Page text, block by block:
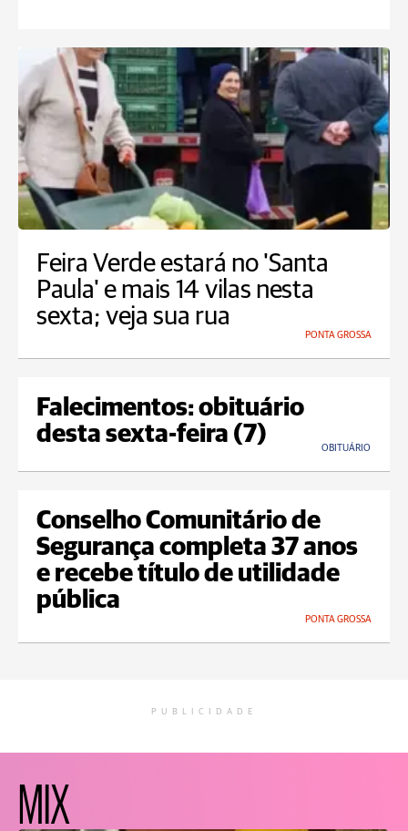
Feira Verde estará no 'Santa
Paula' e mais 14 vilas nesta
sexta; veja sua rua
PONTA GROSSA
Falecimentos: obituário
desta sexta-feira (7)
OBITUÁRIO
Conselho Comunitário de
Segurança completa 37 anos
e recebe título de utilidade
pública
PONTA GROSSA
PUBLICIDADE
MIX